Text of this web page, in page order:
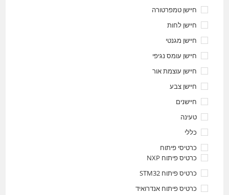
חיישן טמפרטורה
חיישן לחות
חיישן מגנטי
חיישן עומס נגיפי
חיישן עוצמת אור
חיישן צבע
חיישנים
טעינה
כללי
כרטיסי פיתוח
כרטיס פיתוח NXP
כרטיס פיתוח STM32
כרטיס פיתוח אנדרואיד